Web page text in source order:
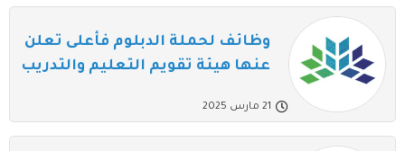
وظائف لحملة الدبلوم فأعلى تعلن
عنها هيئة تقويم التعليم والتدريب
21 مارس 2025